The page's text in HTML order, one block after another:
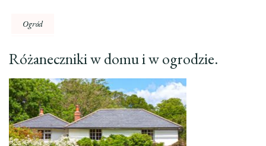
Ogród
Różaneczniki w domu i w ogrodzie.